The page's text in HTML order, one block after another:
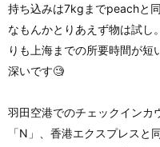
持ち込みは7kgまでpeachと
なもんかとりあえず物は試し
りも上海までの所要時間が短
深いです🧐
羽田空港でのチェックインカ
「N」、香港エクスプレスと